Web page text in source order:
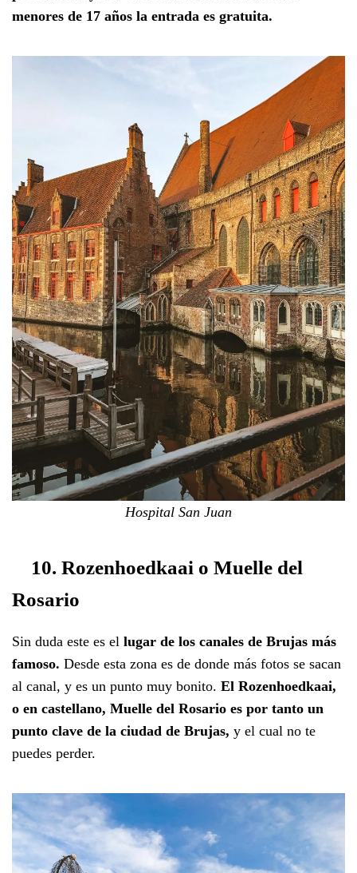
menores de 17 años la entrada es gratuita.
Hospital San Juan
10. Rozenhoedkaai o Muelle del
Rosario
Sin duda este es el lugar de los canales de Brujas más
famoso. Desde esta zona es de donde más fotos se sacan
al canal, y es un punto muy bonito. El Rozenhoedkaai,
o en castellano, Muelle del Rosario es por tanto un
punto clave de la ciudad de Brujas, y el cual no te
puedes perder.